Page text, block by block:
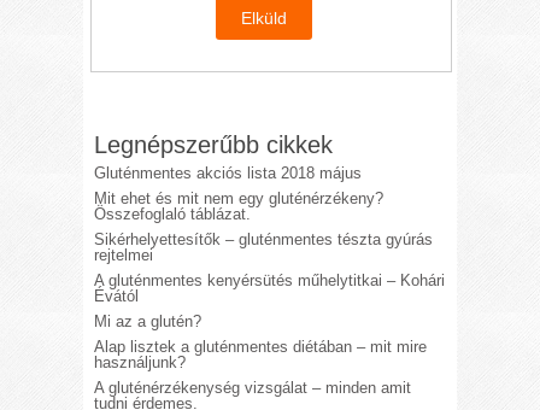
Legnépszerűbb cikkek
Gluténmentes akciós lista 2018 május
Mit ehet és mit nem egy gluténérzékeny?
Összefoglaló táblázat.
Sikérhelyettesítők – gluténmentes tészta gyúrás
rejtelmei
A gluténmentes kenyérsütés műhelytitkai – Kohári
Évától
Mi az a glutén?
Alap lisztek a gluténmentes diétában – mit mire
használjunk?
A gluténérzékenység vizsgálat – minden amit
tudni érdemes.